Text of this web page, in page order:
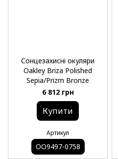
Сонцезахисні окуляри
Oakley Briza Polished
Sepia/Prizm Bronze
6 812 грн
Купити
Артикул
OO9497-0758